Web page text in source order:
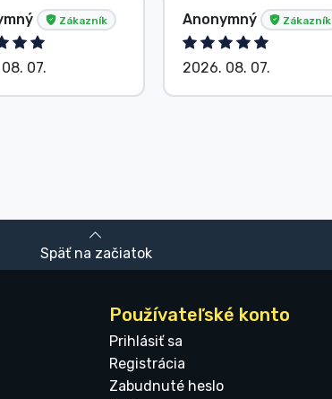
Zákazník
07.
Anonymný Zákazník
2026. 08. 07.
Späť na začiatok
Používateľské konto
Prihlásiť sa
Registrácia
Zabudnuté heslo